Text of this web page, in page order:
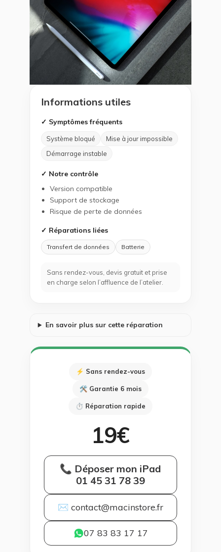
Informations utiles
✓ Symptômes fréquents
Système bloqué
Mise à jour impossible
Démarrage instable
✓ Notre contrôle
Version compatible
Support de stockage
Risque de perte de données
✓ Réparations liées
Transfert de données Batterie
Sans rendez-vous, devis gratuit et prise
en charge selon l’affluence de l’atelier.
En savoir plus sur cette réparation
⚡ Sans rendez-vous
🛠 Garantie 6 mois
⏱ Réparation rapide
19€
📞 Déposer mon iPad
01 45 31 78 39
✉ contact@macinstore.fr
07 83 83 17 17